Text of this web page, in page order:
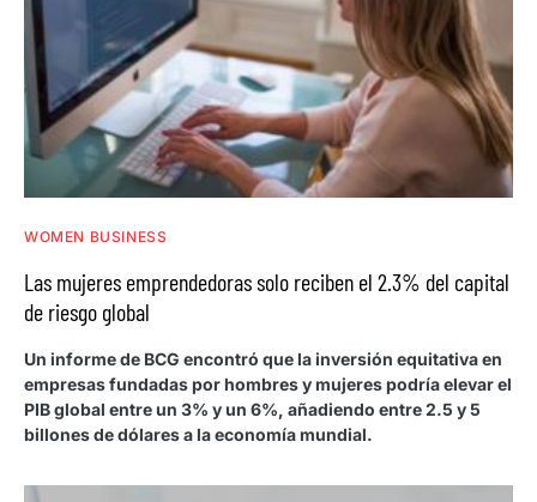
WOMEN BUSINESS
Las mujeres emprendedoras solo reciben el 2.3% del capital
de riesgo global
Un informe de BCG encontró que la inversión equitativa en
empresas fundadas por hombres y mujeres podría elevar el
PIB global entre un 3% y un 6%, añadiendo entre 2.5 y 5
billones de dólares a la economía mundial.